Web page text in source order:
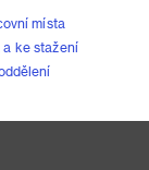
místa
a ke stažení